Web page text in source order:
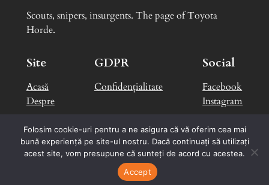
Scouts, snipers, insurgents. The page of Toyota
Horde.
Site
Acasă
Despre
GDPR
Confidențialitate
Social
Facebook
Instagram
Designed withWordPressbyGeorge B.
Folosim cookie-uri pentru a ne asigura că vă oferim cea mai
bună experiență pe site-ul nostru. Dacă continuați să utilizați
acest site, vom presupune că sunteți de acord cu acestea.
Accept